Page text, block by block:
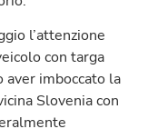
l’attenzione
con targa
aver imboccato la
Slovenia con